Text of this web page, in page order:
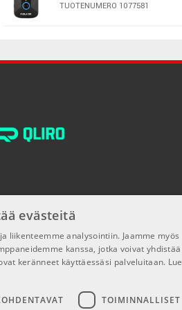
TUOTENUMERO 1077581
TUOTENUMERO 1054145
TUOTENUMERO 1059829
TUOTENUMERO 1001137
TUOTENUMERO 1078818
evästeitä
liikenteemme analysointiin. Jaamme myös
kanssa, jotka voivat yhdistää
keränneet käyttäessäsi palveluitaan. Lue
TOIMINNALLISET